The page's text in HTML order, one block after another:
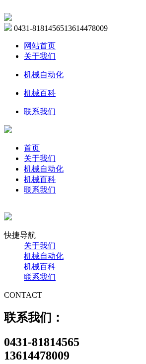
0431-8181456513614478009
网站首页
关于我们
机械自动化
机械百科
联系我们
首页
关于我们
机械自动化
机械百科
联系我们
快捷导航
关于我们
机械自动化
机械百科
联系我们
CONTACT
联系我们：
0431-81814565
13614478009